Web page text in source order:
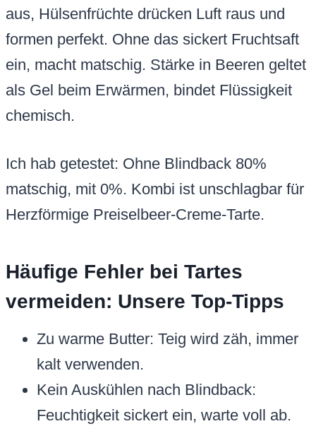
aus, Hülsenfrüchte drücken Luft raus und
formen perfekt. Ohne das sickert Fruchtsaft
ein, macht matschig. Stärke in Beeren geltet
als Gel beim Erwärmen, bindet Flüssigkeit
chemisch.
Ich hab getestet: Ohne Blindback 80%
matschig, mit 0%. Kombi ist unschlagbar für
Herzförmige Preiselbeer-Creme-Tarte.
Häufige Fehler bei Tartes
vermeiden: Unsere Top-Tipps
Zu warme Butter: Teig wird zäh, immer
kalt verwenden.
Kein Auskühlen nach Blindback:
Feuchtigkeit sickert ein, warte voll ab.